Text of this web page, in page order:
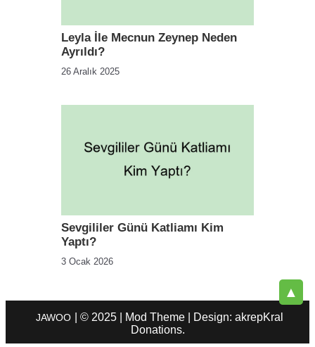
Leyla İle Mecnun Zeynep Neden
Ayrıldı?
26 Aralık 2025
Sevgililer Günü Katliamı Kim
Yaptı?
3 Ocak 2026
▲
JAWOO | © 2025 | Mod Theme | Design: akrepKral
Donations.